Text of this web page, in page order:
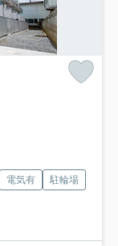
電気有
駐輪場